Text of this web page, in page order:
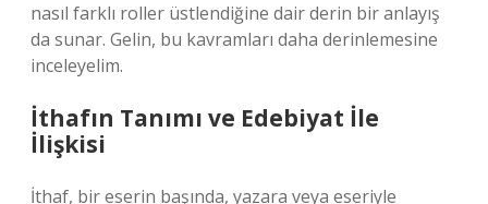
nasıl farklı roller üstlendiğine dair derin bir anlayış
da sunar. Gelin, bu kavramları daha derinlemesine
inceleyelim.
İthafın Tanımı ve Edebiyat İle
İlişkisi
İthaf, bir eserin başında, yazara veya eseriyle